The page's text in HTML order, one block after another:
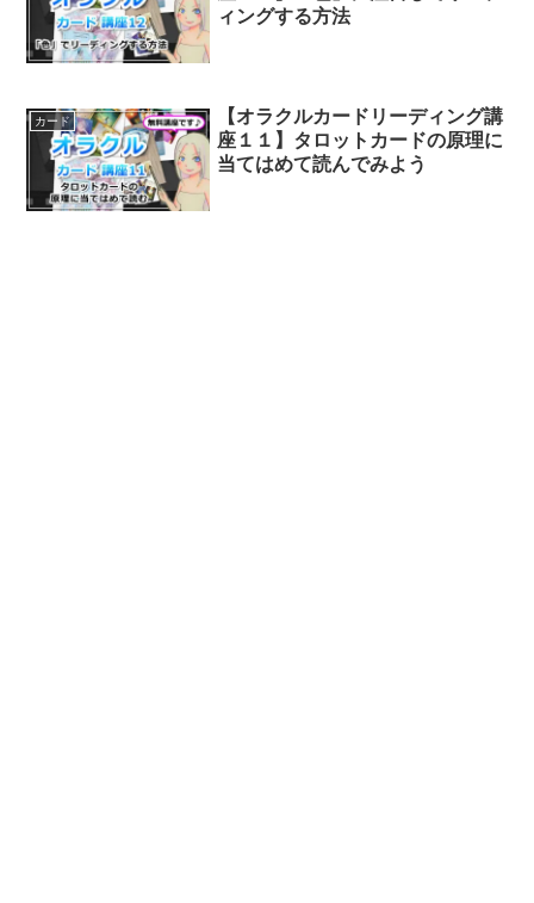
ィングする方法
カード
【オラクルカードリーディング講
座１１】タロットカードの原理に
当てはめて読んでみよう